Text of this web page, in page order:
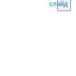
слайд